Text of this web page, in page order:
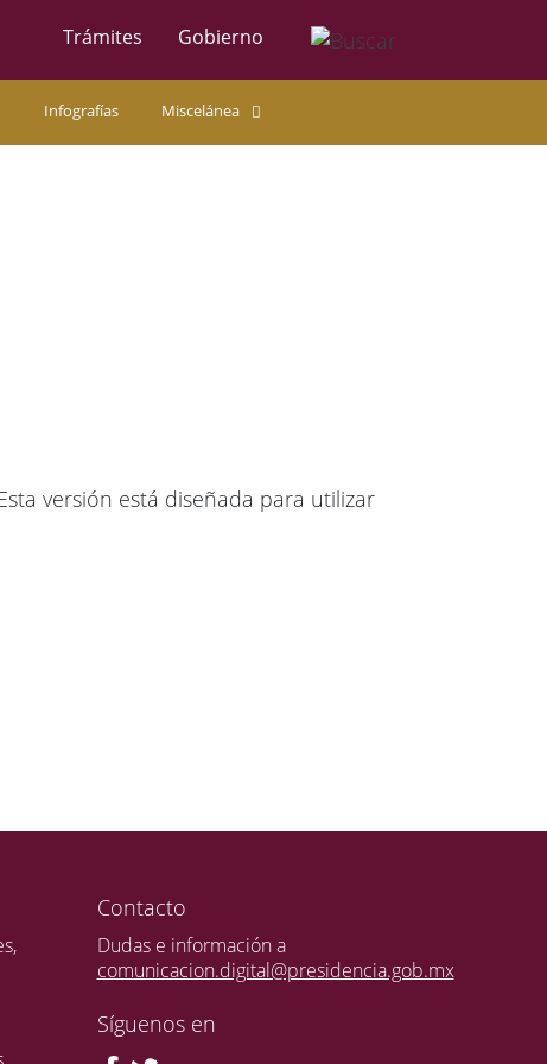
Trámites Gobierno
Infografías Miscelánea
versión está diseñada para utilizar
Contacto
Dudas e información a
comunicacion.digital@presidencia.gob.mx
Síguenos en